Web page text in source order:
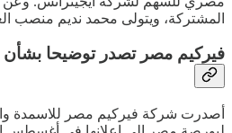
المشتركة، ويتولى محمد نديم منصب
فيركيم مصر تصدر توضيحا بشأن انشاء